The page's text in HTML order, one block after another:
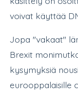
voivat käyttää
Jopa "vakaat"
Brexit
kysymyksiä
eurooppalaisille